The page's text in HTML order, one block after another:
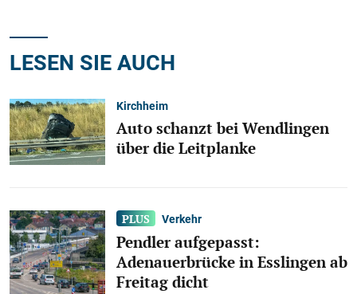
LESEN SIE AUCH
Kirchheim
Auto schanzt bei Wendlingen
über die Leitplanke
Verkehr
Pendler aufgepasst:
Adenauerbrücke in Esslingen ab
Freitag dicht